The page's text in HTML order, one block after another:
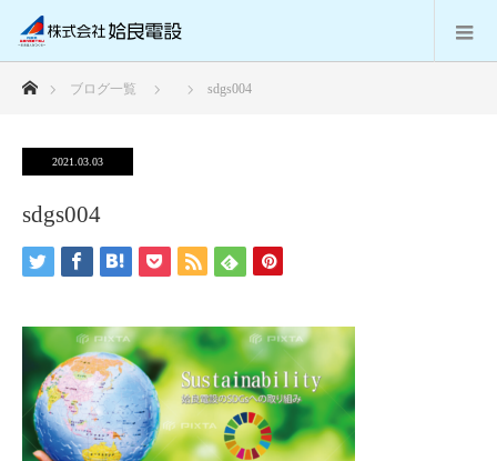
ホームブログ一覧 sdgs004
2021.03.03
sdgs004